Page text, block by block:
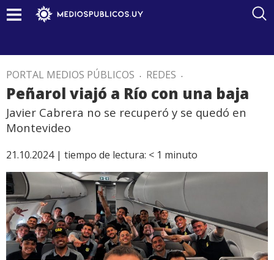
PORTAL MEDIOS PÚBLICOS . REDES .
Peñarol viajó a Río con una baja
Javier Cabrera no se recuperó y se quedó en
Montevideo
21.10.2024 | tiempo de lectura: < 1 minuto